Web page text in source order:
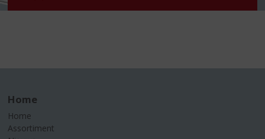
Home
Home
Assortiment